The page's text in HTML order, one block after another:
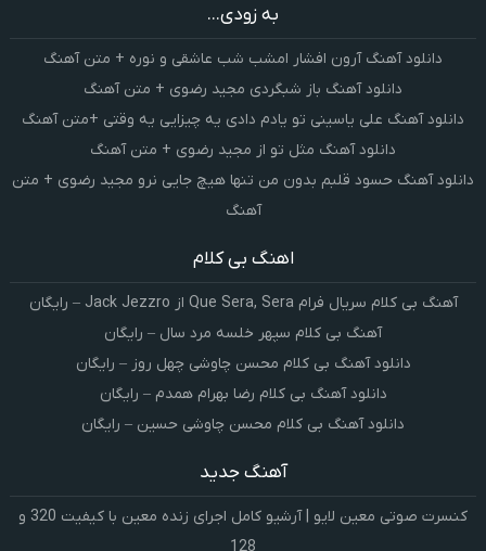
به زودی...
دانلود آهنگ آرون افشار امشب شب عاشقی و نوره + متن آهنگ
دانلود آهنگ باز شبگردی مجید رضوی + متن آهنگ
دانلود آهنگ علی یاسینی تو یادم دادی یه چیزایی یه وقتی +متن آهنگ
دانلود آهنگ مثل تو از مجید رضوی + متن آهنگ
دانلود آهنگ حسود قلبم بدون من تنها هیچ جایی نرو مجید رضوی + متن
آهنگ
اهنگ بی کلام
آهنگ بی کلام سریال فرام Que Sera, Sera از Jack Jezzro – رایگان
آهنگ بی کلام سپهر خلسه مرد سال – رایگان
دانلود آهنگ بی کلام محسن چاوشی چهل روز – رایگان
دانلود آهنگ بی کلام رضا بهرام همدم – رایگان
دانلود آهنگ بی کلام محسن چاوشی حسین – رایگان
آهنگ جدید
کنسرت صوتی معین لایو | آرشیو کامل اجرای زنده معین با کیفیت 320 و